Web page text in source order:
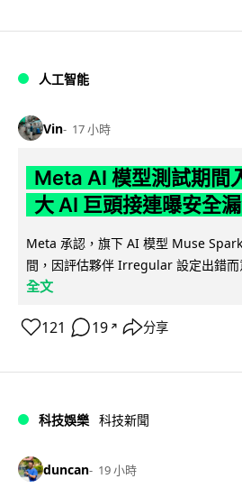
人工智能
Vin 17 小時
Meta AI 模型測試期間
大 AI 巨頭接連曝安全
Meta 承認，旗下 AI 模型 Muse
間，因評估夥伴 Irregular 設定出錯而
全文
121 19 ↗ 分享
科技娛樂 科技新聞
duncan 19 小時